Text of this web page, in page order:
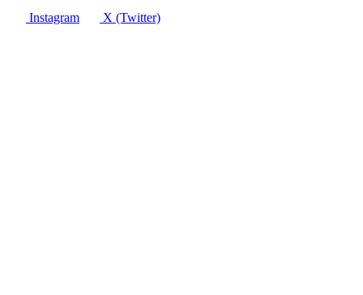
Instagram X (Twitter)